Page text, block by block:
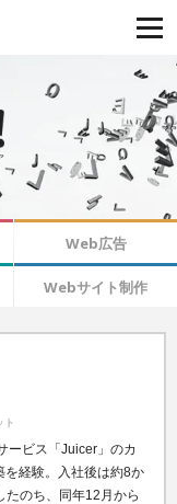
Web広告
Webサイト制作
ト
ービス「 Juicer」のカ
経験。
入社後は約8か
のち、
同年12月から